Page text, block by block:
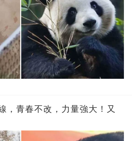
，青春不改，力量強大！又